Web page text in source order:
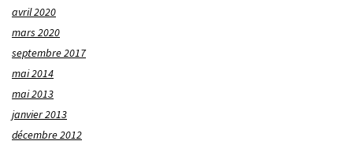
avril 2020
mars 2020
septembre 2017
mai 2014
mai 2013
janvier 2013
décembre 2012